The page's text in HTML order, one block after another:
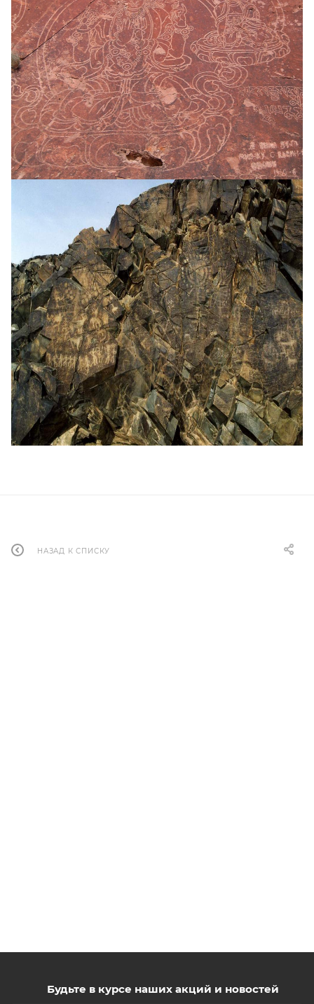
НАЗАД К СПИСКУ
Будьте в курсе наших акций и новостей